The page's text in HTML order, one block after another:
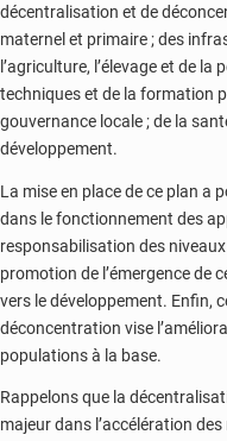
décentralisation et de
maternel et primaire ; des
l’agriculture, l’élevage et de
techniques et de la formation
gouvernance locale ; de la
développement.
La mise en place de ce plan a
dans le fonctionnement des
responsabilisation des
promotion de l’émergence de
vers le développement. Enfin,
déconcentration vise
populations à la base.
Rappelons que la
majeur dans l’accélération